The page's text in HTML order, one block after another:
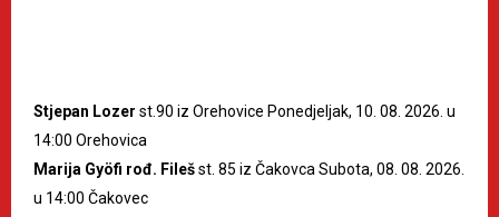
Stjepan Lozer st.90 iz Orehovice Ponedjeljak, 10. 08. 2026. u
14:00 Orehovica
Marija Gyöfi rođ. Filešst. 85 iz Čakovca Subota, 08. 08. 2026.
u 14:00 Čakovec